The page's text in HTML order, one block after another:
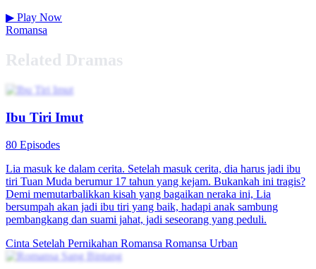
▶ Play Now
Romansa
Related Dramas
Ibu Tiri Imut
80 Episodes
Lia masuk ke dalam cerita. Setelah masuk cerita, dia harus jadi ibu
tiri Tuan Muda berumur 17 tahun yang kejam. Bukankah ini tragis?
Demi memutarbalikkan kisah yang bagaikan neraka ini, Lia
bersumpah akan jadi ibu tiri yang baik, hadapi anak sambung
pembangkang dan suami jahat, jadi seseorang yang peduli.
Cinta Setelah Pernikahan Romansa Romansa Urban